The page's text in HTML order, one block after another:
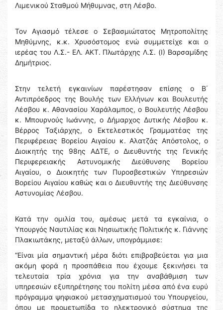
Λιμενικού Σταθμού Μήθυμνας, στη Λέσβο.
Τον Αγιασμό τέλεσε ο Σεβασμιώτατος Μητροπολίτης
Μηθύμνης, κ.κ. Χρυσόστομος ενώ συμμετείχε και ο
ιερέας του Λ.Σ.- ΕΛ. ΑΚΤ. Πλωτάρχης Λ.Σ. (Ι) Βαρσαμίδης
Δημήτριος.
Στην τελετή εγκαινίων παρέστησαν επίσης ο Β΄
Αντιπρόεδρος της Βουλής των Ελλήνων και Βουλευτής
Λέσβου κ. Αθανασίου Χαράλαμπος, ο Βουλευτής Λέσβου
κ. Μπουρνούς Ιωάννης, ο Δήμαρχος Δυτικής Λέσβου κ.
Βέρρος Ταξιάρχης, ο Εκτελεστικός Γραμματέας της
Περιφέρειας Βορείου Αιγαίου κ. Αλατζάς Απόστολος, ο
Διοικητής της 98ης ΑΔΤΕ, ο Διευθυντής της Γενικής
Περιφερειακής Αστυνομικής Διεύθυνσης Βορείου
Αιγαίου, ο Διοικητής των Πυροσβεστικών Υπηρεσιών
Βορείου Αιγαίου καθώς και ο Διευθυντής της Διεύθυνσης
Αστυνομίας Λέσβου.
Κατά την ομιλία του, αμέσως μετά τα εγκαίνια, ο
Υπουργός Ναυτιλίας και Νησιωτικής Πολιτικής κ. Γιάννης
Πλακιωτάκης, μεταξύ άλλων, υπογράμμισε:
“Είναι μία σημαντική μέρα διότι επιβραβεύεται για μια
ακόμη φορά η προσπάθεια που έχουμε ξεκινήσει τα
τελευταία τρία χρόνια για την αναβάθμιση των
υπηρεσιών εξυπηρέτησης του πολίτη μέσα από ένα ευρύ
πρόγραμμα ψηφιακού μετασχηματισμού του Υπουργείου,
όπου με προμετωπίδα το ηλεκτρονικό σύστημα της